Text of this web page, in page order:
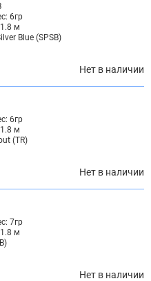
6гр
м
Blue (SPSB)
Нет в наличии
6гр
м
(TR)
Нет в наличии
7гр
м
Нет в наличии